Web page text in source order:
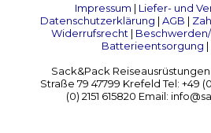
Impressum | Liefer- und
Datenschutzerklärung | AGB |
Widerrufsrecht |
Batterieentsorgung |
Sack&Pack
Straße 79 47799 Krefeld Tel: +49
(0) 2151 615820 Email: